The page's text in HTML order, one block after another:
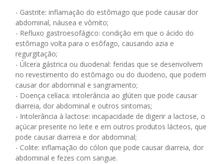
- Gastrite: inflamação do estômago que pode causar dor
abdominal, náusea e vômito;
- Refluxo gastroesofágico: condição em que o ácido do
estômago volta para o esôfago, causando azia e
regurgitação;
- Úlcera gástrica ou duodenal: feridas que se desenvolvem
no revestimento do estômago ou do duodeno, que podem
causar dor abdominal e sangramento;
- Doença celíaca: intolerância ao glúten que pode causar
diarreia, dor abdominal e outros sintomas;
- Intolerância à lactose: incapacidade de digerir a lactose, o
açúcar presente no leite e em outros produtos lácteos, que
pode causar diarreia e dor abdominal;
- Colite: inflamação do cólon que pode causar diarreia, dor
abdominal e fezes com sangue.